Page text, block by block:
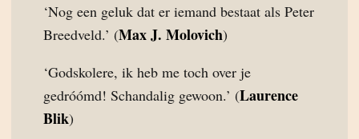
‘Nog een geluk dat er iemand bestaat als Peter
Breedveld.’ (Max J. Molovich)
‘Godskolere, ik heb me toch over je
gedróómd! Schandalig gewoon.’ (Laurence
Blik)